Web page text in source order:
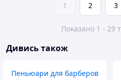
1 2 3
Показано 1 - 29
Дивись також
Пеньюари для барберов